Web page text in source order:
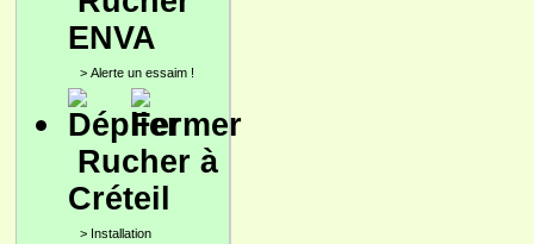
ENVA
> Alerte un essaim !
Rucher à
Créteil
> Installation